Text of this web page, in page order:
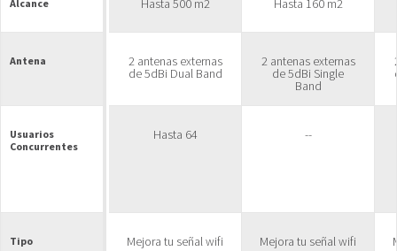
Alcance
Antena
Usuarios
Concurrentes
Tipo
Hasta 500 m2
2 antenas externas
de 5dBi Dual Band
Hasta 64
Mejora tu señal wifi
Hasta 160 m2
2 antenas externas
de 5dBi Single
Band
--
Mejora tu señal wifi